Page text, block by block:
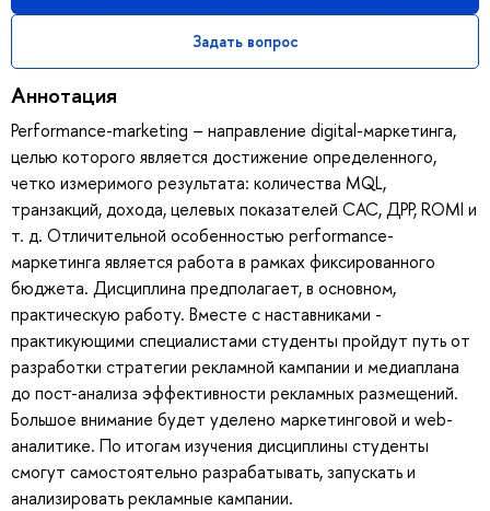
Задать вопрос
Аннотация
Performance-marketing – направление digital-маркетинга,
целью которого является достижение определенного,
четко измеримого результата: количества MQL,
транзакций, дохода, целевых показателей CAC, ДРР, ROMI и
т. д. Отличительной особенностью performance-
маркетинга является работа в рамках фиксированного
бюджета. Дисциплина предполагает, в основном,
практическую работу. Вместе с наставниками -
практикующими специалистами студенты пройдут путь от
разработки стратегии рекламной кампании и медиаплана
до пост-анализа эффективности рекламных размещений.
Большое внимание будет уделено маркетинговой и web-
аналитике. По итогам изучения дисциплины студенты
смогут самостоятельно разрабатывать, запускать и
анализировать рекламные кампании.